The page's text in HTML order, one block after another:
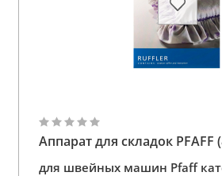
Аппарат для складок PFAFF
для швейных машин Pfaff